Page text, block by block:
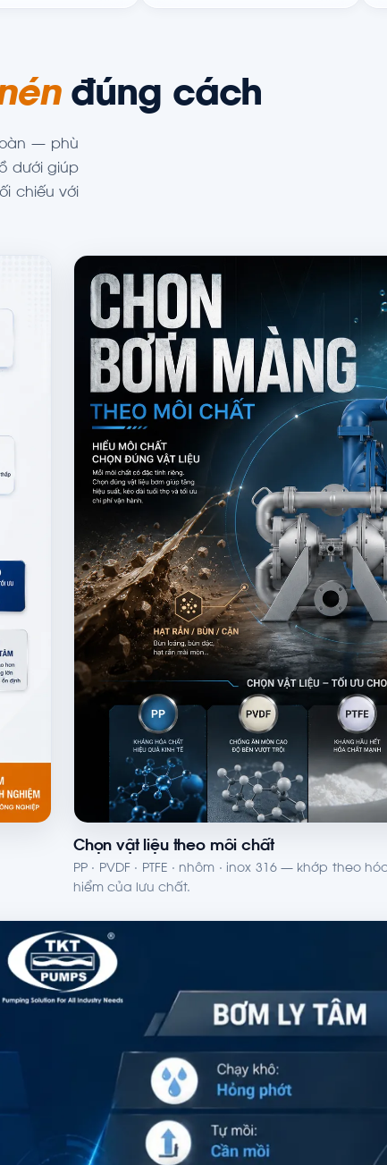
đúng cách
— phù
dưới giúp
chiếu với
Chọn vật liệu theo môi chất
PP · PVDF · PTFE · nhôm · inox 316 — khớp
hiểm của lưu chất.